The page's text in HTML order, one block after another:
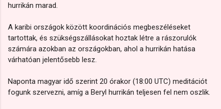
hurrikán marad.
A karibi országok között koordinációs megbeszéléseket
tartottak, és szükségszállásokat hoztak létre a rászorulók
számára azokban az országokban, ahol a hurrikán hatása
várhatóan jelentősebb lesz.
Naponta magyar idő szerint 20 órakor (18:00 UTC) meditációt
fogunk szervezni, amíg a Beryl hurrikán teljesen fel nem oszlik.